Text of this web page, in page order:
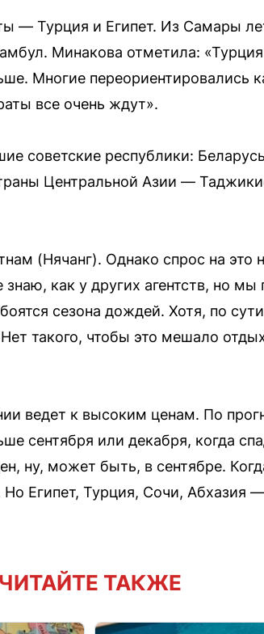
— Турция и Египет. Из Самары
Минакова отметила: «Турция
Многие переориентировались
все очень ждут».
советские республики:
Центральной Азии —
(Нячанг). Однако спрос на это
как у других агентств, но мы
сезона дождей. Хотя, по
такого, чтобы это мешало
ведет к высоким ценам. По
сентября или декабря, когда
ну, может быть, в сентябре.
Но Египет, Турция, Сочи, Абхазия
ЧИТАЙТЕ ТАКЖЕ